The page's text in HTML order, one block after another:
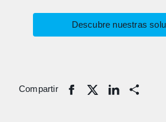
Descubre nuestras
Compartir Share